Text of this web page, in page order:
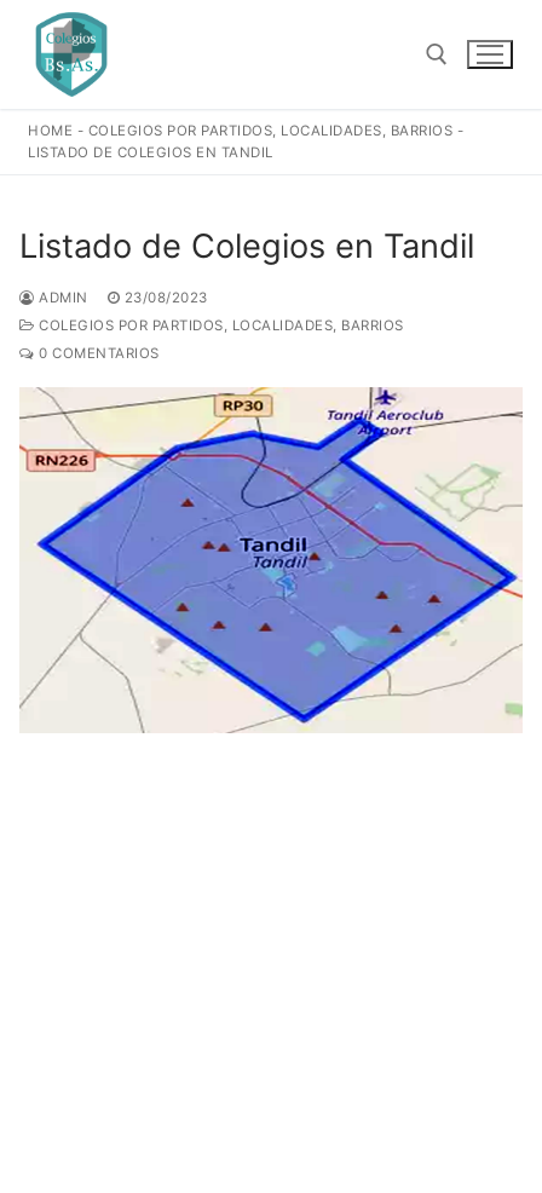
contenido
Buscar:
HOME - COLEGIOS POR PARTIDOS, LOCALIDADES, BARRIOS -
LISTADO DE COLEGIOS EN TANDIL
Listado de Colegios en Tandil
ADMIN
23/08/2023
COLEGIOS POR PARTIDOS, LOCALIDADES, BARRIOS
0 COMENTARIOS